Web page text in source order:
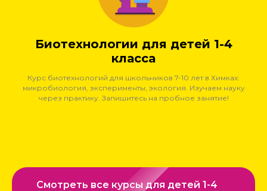
Биотехнологии для детей 1-4
класса
Курс биотехнологий для школьников 7-10 лет в Химках:
микробиология, эксперименты, экология. Изучаем науку
через практику. Запишитесь на пробное занятие!
Смотреть все курсы для детей 1-4